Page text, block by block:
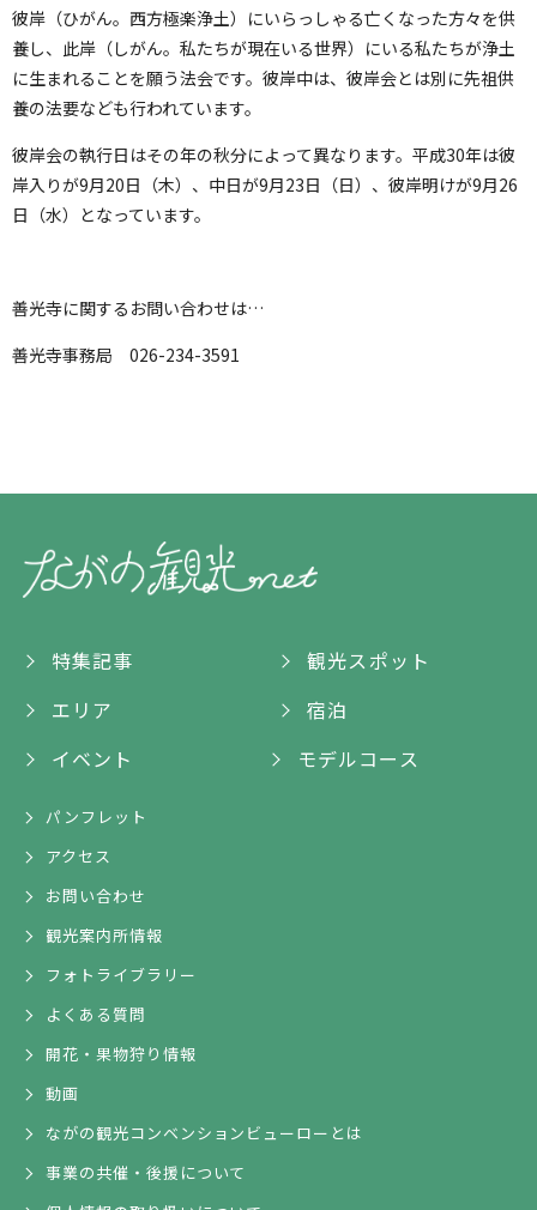
彼岸（ひがん。西方極楽浄土）にいらっしゃる亡くなった方々を供
養し、此岸（しがん。私たちが現在いる世界）にいる私たちが浄土
に生まれることを願う法会です。彼岸中は、彼岸会とは別に先祖供
養の法要なども行われています。
彼岸会の執行日はその年の秋分によって異なります。平成30年は彼
岸入りが9月20日（木）、中日が9月23日（日）、彼岸明けが9月26
日（水）となっています。
善光寺に関するお問い合わせは…
善光寺事務局 026-234-3591
特集記事
観光スポット
エリア
宿泊
イベント
モデルコース
パンフレット
アクセス
お問い合わせ
観光案内所情報
フォトライブラリー
よくある質問
開花・果物狩り情報
動画
ながの観光コンベンションビューローとは
事業の共催・後援について